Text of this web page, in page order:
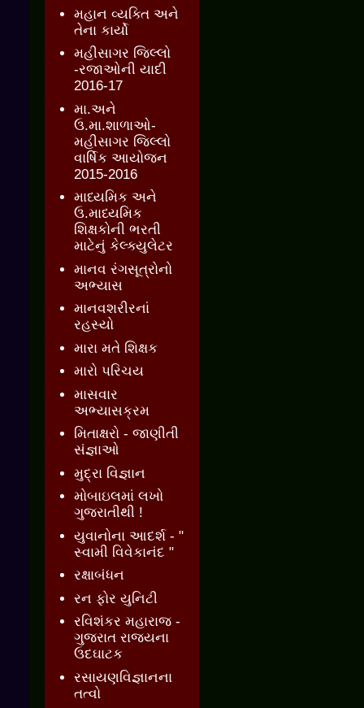
મહાન વ્યક્તિ અને
તેના કાર્યો
મહીસાગર જિલ્લો
-રજાઓની યાદી
2016-17
મા.અને
ઉ.મા.શાળાઓ-
મહીસાગર જિલ્લો
વાર્ષિક આયોજન
2015-2016
માધ્યમિક અને
ઉ.માધ્યમિક
શિક્ષકોની ભરતી
માટેનું કેલ્ક્યુલેટર
માનવ રંગસૂત્રોનો
અભ્યાસ
માનવશરીરનાં
રહસ્યો
મારા મતે શિક્ષક
મારો પરિચય
માસવાર
અભ્યાસક્રમ
મિતાક્ષરો - જાણીતી
સંજ્ઞાઓ
મુદ્રા વિજ્ઞાન
મોબાઇલમાં લખો
ગુજરાતીથી !
યુવાનોના આદર્શ - "
સ્વામી વિવેકાનંદ "
રક્ષાબંધન
રન ફોર યુનિટી
રવિશંકર મહારાજ -
ગુજરાત રાજ્યના
ઉદઘાટક
રસાયણવિજ્ઞાનના
તત્વો